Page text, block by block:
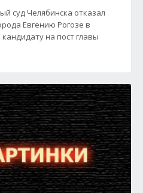
суд Челябинска отказал
Евгению Рогозе в
на пост главы